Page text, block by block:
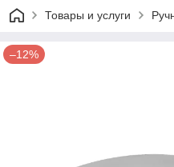
Товары и услуги
–12%